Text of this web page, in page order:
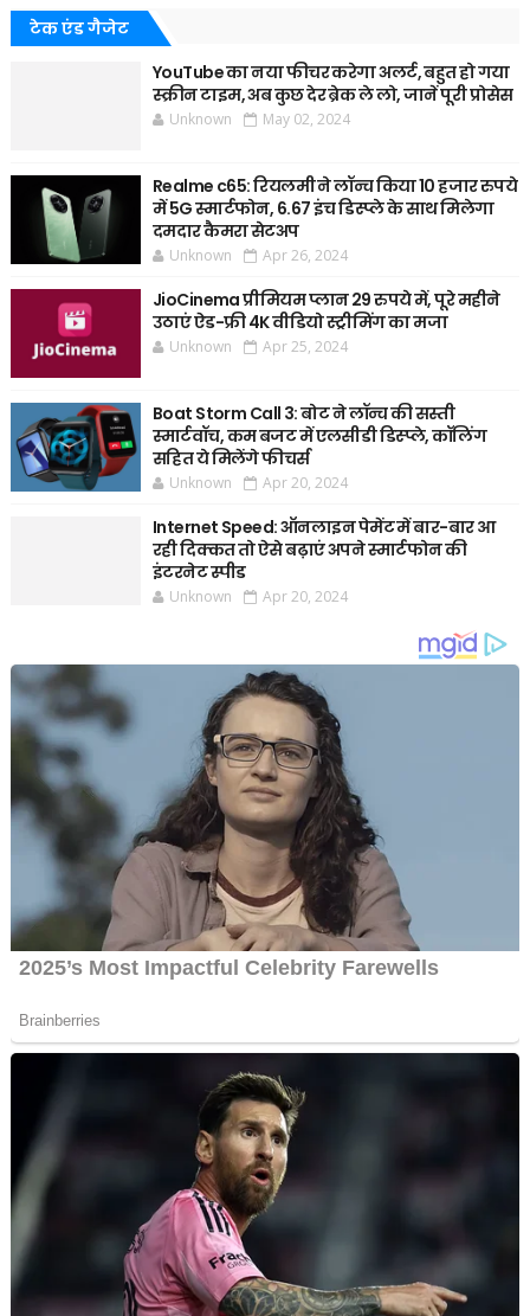
टेक एंड गैजेट
YouTube का नया फीचर करेगा अलर्ट, बहुत हो गया
स्क्रीन टाइम, अब कुछ देर ब्रेक ले लो, जानें पूरी प्रोसेस
Unknown May 02, 2024
Realme c65: रियलमी ने लॉन्च किया 10 हजार रुपये
में 5G स्मार्टफोन, 6.67 इंच डिस्प्ले के साथ मिलेगा
दमदार कैमरा सेटअप
Unknown Apr 26, 2024
JioCinema प्रीमियम प्लान 29 रुपये में, पूरे महीने
उठाएं ऐड-फ्री 4K वीडियो स्ट्रीमिंग का मजा
Unknown Apr 25, 2024
Boat Storm Call 3: बोट ने लॉन्च की सस्ती
स्मार्टवॉच, कम बजट में एलसीडी डिस्प्ले, कॉलिंग
सहित ये मिलेंगे फीचर्स
Unknown Apr 20, 2024
Internet Speed: ऑनलाइन पेमेंट में बार-बार आ
रही दिक्कत तो ऐसे बढ़ाएं अपने स्मार्टफोन की
इंटरनेट स्पीड
Unknown Apr 20, 2024